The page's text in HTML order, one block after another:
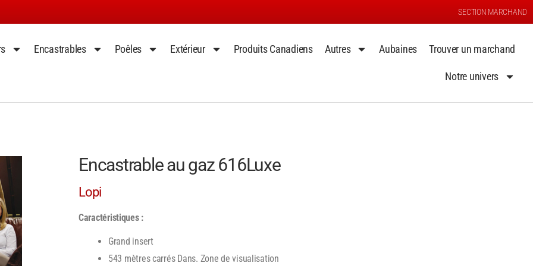
SECTION MARCHAND
Encastrables Poêles Extérieur Produits Canadiens Autres Aubaines Trouver un marchand
Notre univers
Encastrable au gaz 616Luxe
Lopi
Caractéristiques :
Grand insert
543 mètres carrés Dans. Zone de visualisation